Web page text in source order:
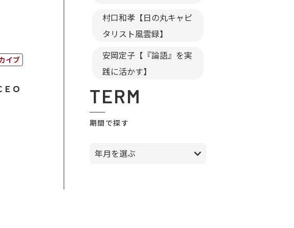
イブ
ＥＯ
村口和孝【日の丸キャピ
タリスト風雲録】
安岡定子【『論語』を実
践に活かす】
TERM
期間で探す
年月を選ぶ